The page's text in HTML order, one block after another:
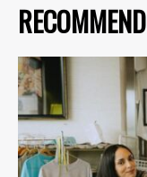
RECOMMEND